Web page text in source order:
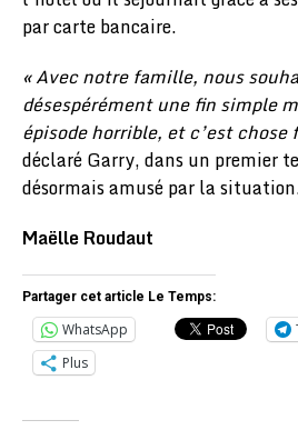
par carte bancaire.
« Avec notre famille, nous
désespérément une fin simple
épisode horrible, et c’est chose
déclaré Garry, dans un premier
désormais amusé par la
Maëlle Roudaut
Partager cet article Le Temps:
WhatsApp
Plus